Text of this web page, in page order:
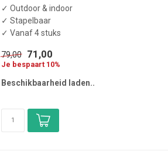
✓ Outdoor & indoor
✓ Stapelbaar
✓ Vanaf 4 stuks
79,00 71,00
Je bespaart 10%
Beschikbaarheid laden..